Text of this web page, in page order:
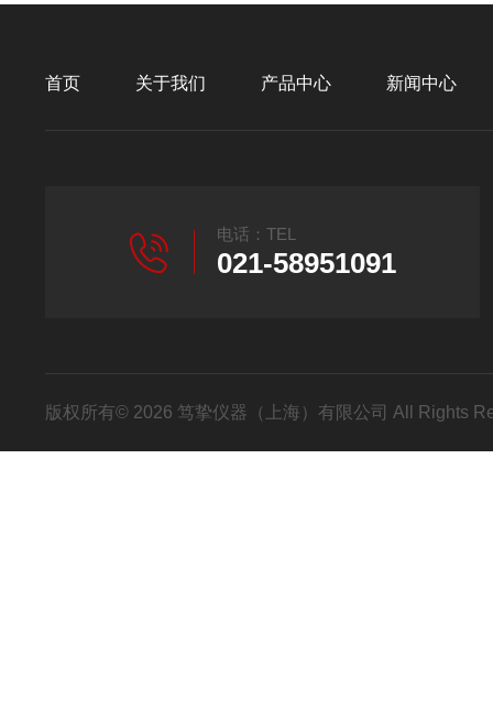
首页 关于我们 产品中心 新闻中心
电话：TEL
021-58951091
版权所有© 2026 笃挚仪器（上海）有限公司 All Rights